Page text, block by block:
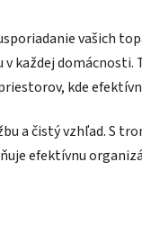
vašich
každej
kde
a čistý vzhľad. S
efektívnu